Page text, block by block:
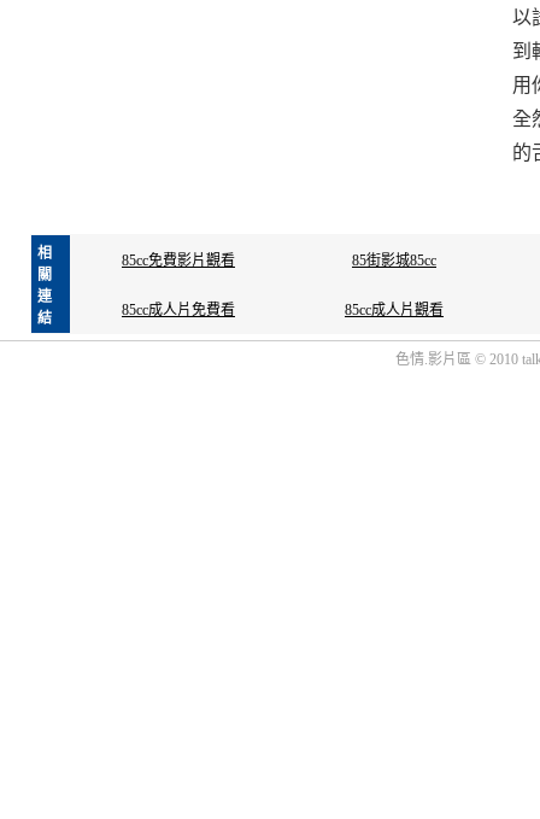
以
到
用
全
的
相
關
連
結
85cc免費影片觀看 85街影城85cc
85cc成人片免費看 85cc成人片觀看
色情.影片區 © 2010